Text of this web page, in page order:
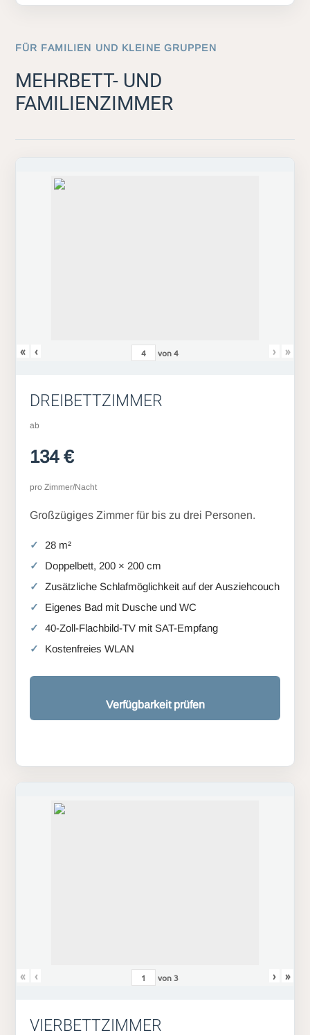
FÜR FAMILIEN UND KLEINE GRUPPEN
MEHRBETT- UND
FAMILIENZIMMER
« ‹ von4 › »
DREIBETTZIMMER
ab
134 €
pro Zimmer/Nacht
Großzügiges Zimmer für bis zu drei Personen.
28 m²
Doppelbett, 200 × 200 cm
Zusätzliche Schlafmöglichkeit auf der Ausziehcouch
Eigenes Bad mit Dusche und WC
40-Zoll-Flachbild-TV mit SAT-Empfang
Kostenfreies WLAN
Verfügbarkeit prüfen
« ‹ von3 › »
VIERBETTZIMMER